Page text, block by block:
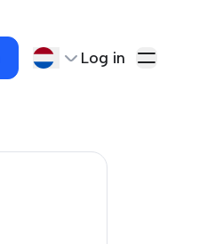
Log in